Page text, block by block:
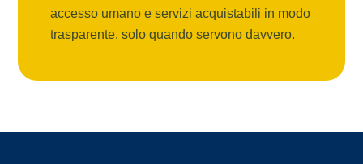
accesso umano e servizi acquistabili in modo
trasparente, solo quando servono davvero.